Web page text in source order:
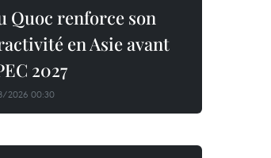
Quoc renforce son
en Asie avant
2027
2026 00:30